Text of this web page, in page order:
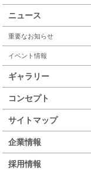
ニュース
重要なお知らせ
イベント情報
ギャラリー
コンセプト
サイトマップ
企業情報
採用情報